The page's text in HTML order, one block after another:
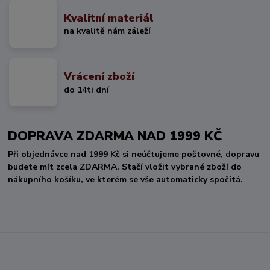
Kvalitní materiál
na kvalitě nám záleží
Vrácení zboží
do 14ti dní
DOPRAVA ZDARMA NAD 1999 KČ
Při objednávce nad 1999 Kč si neúčtujeme poštovné, dopravu
budete mít zcela ZDARMA. Stačí vložit vybrané zboží do
nákupního košíku, ve kterém se vše automaticky spočítá.